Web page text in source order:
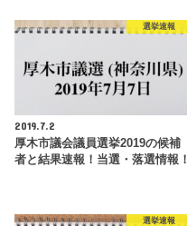
選挙速報
2019.7.2
厚木市議会議員選挙2019の候補
者と結果速報！当選・落選情報！
選挙速報